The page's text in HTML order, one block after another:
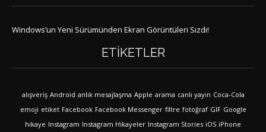
Windows’un Yeni Sürümünden Ekran Görüntüleri Sızdı!
ETIKETLER
alışveriş Android anlık mesajlaşma Apple arama canlı yayın Coca-Cola
emoji etiket Facebook Facebook Messenger filtre fotoğraf GIF Google
hikaye Instagram Instagram Hikayeler Instagram Stories iOS iPhone